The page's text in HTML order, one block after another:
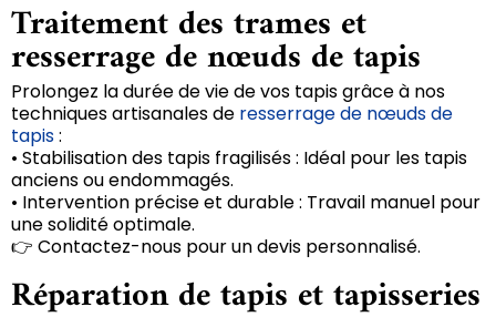
Traitement des trames et
resserrage de nœuds de tapis
Prolongez la durée de vie de vos tapis grâce à nos
techniques artisanales de resserrage de nœuds de
tapis:
• Stabilisation des tapis fragilisés : Idéal pour les tapis
anciens ou endommagés.
• Intervention précise et durable : Travail manuel pour
une solidité optimale.
👉 Contactez-nous pour un devis personnalisé.
Réparation de tapis et tapisseries